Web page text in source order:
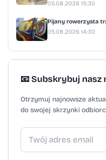
05.08.2026 15:30
Pijany rowerzysta
05.08.2026 14:30
📧 Subskrybuj nasz
Otrzymuj najnowsze
do swojej skrzynki